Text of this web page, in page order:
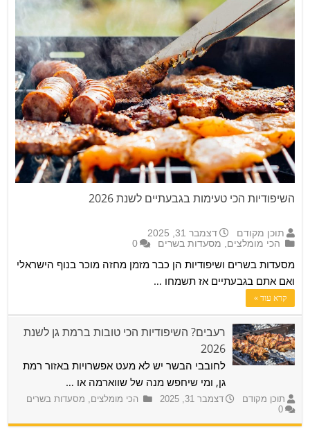
השיפודיות הכי טעימות בגבעתיים לשנת 2026
תוכן מקודם
דצמבר 31, 2025
הכי מומלצים
מסעדות בשרים 0
מסעדות בשרים ושיפודיות הן כבר מזמן מחזה מוכר בנוף הישראלי
ואם אתם בגבעתיים אז תשמחו …
קרא עוד »
רעבים? השיפודיות הכי טובות ברמת גן לשנת
2026
לחובבי הבשר יש לא מעט אפשרויות באזור רמת
גן, ומי שיחפש מנה של שווארמה או …
תוכן מקודם דצמבר 31, 2025 הכי מומלצים
מסעדות בשרים
0